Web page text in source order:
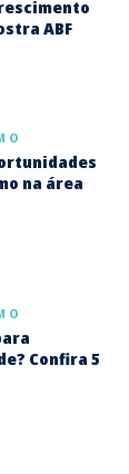
ABF
na área
Confira 5